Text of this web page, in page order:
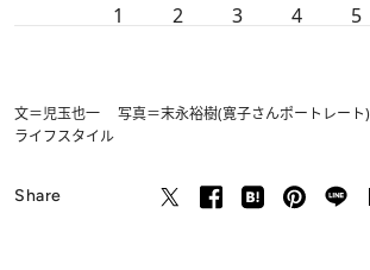
1 2 3 4 5
文＝児玉也一 写真＝末永裕樹(寛子さんポートレート)
ライフスタイル
Share